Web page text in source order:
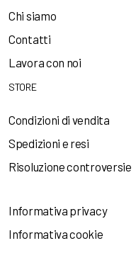
Chi siamo
Contatti
Lavora con noi
STORE
Condizioni di vendita
Spedizioni e resi
Risoluzione controversie
Informativa privacy
Informativa cookie